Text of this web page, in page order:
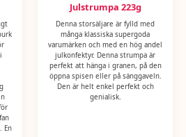
äpple), ytbehandlingsmedel
vitt & gult).
(kJ) 1657 kJ, Energi (kcal) 395 kcal, Fett
76,6g, Varav socker 57,7g, Protein
NÖTTER OCH MANDEL.
En
Julstrumpa 223g
Denna storsäljare är fylld med
många klassiska supergoda
varumärken och med en hög andel
julkonfektyr. Denna strumpa är
perfekt att hänga i granen, på den
öppna spisen eller på sänggaveln.
Den är helt enkel perfekt och
genialisk.